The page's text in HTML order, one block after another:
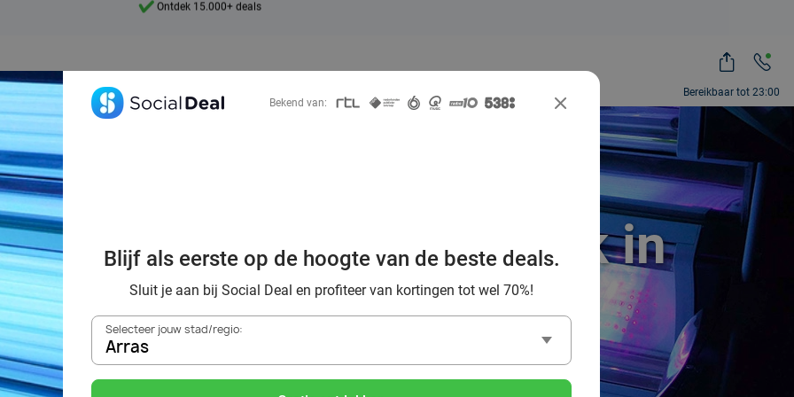
Bereikbaar tot 23:00
naar de zonnebank in
Arras
Bekend van:
Blijf als eerste op de hoogte van de beste deals.
Sluit je aan bij Social Deal en profiteer van kortingen tot wel 70%!
Selecteer jouw stad/regio:
Arras